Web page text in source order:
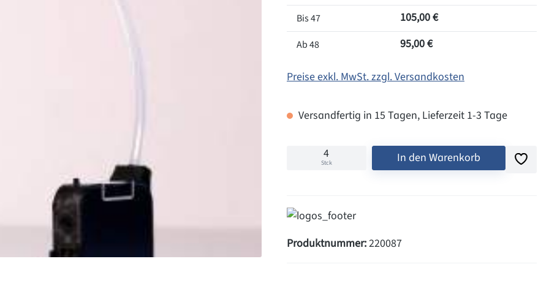
Bis47 105,00 €
Ab48 95,00 €
Preise exkl. MwSt. zzgl. Versandkosten
Versandfertig in 15 Tagen, Lieferzeit 1-3 Tage
Stck In den Warenkorb
Produktnummer:220087